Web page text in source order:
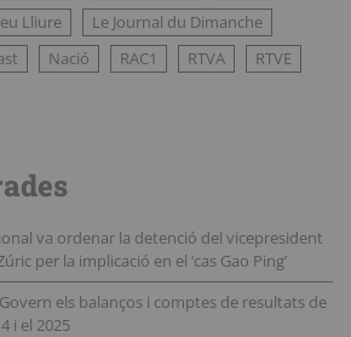
Lliure
Le Journal du Dimanche
Nació RAC1 RTVA
RTVE
va ordenar la detenció del vicepresident
per la implicació en el ‘cas Gao Ping’
els balanços i comptes de resultats de
i el 2025